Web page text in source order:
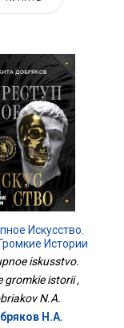
Искусство.
Истории
iskusstvo.
gromkie istorii ,
N.A.
Н.А.